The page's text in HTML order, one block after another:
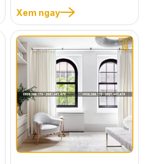
đẳng cấp. Một bộ rèm cửa sổ
phong cách châu Âu không chỉ
có chức năng che chắn ánh sáng
mà còn là một tác phẩm nghệ
thuật, mang đến vẻ đẹp lộng lẫy,
quý phái và sự ấm cúng cho
không gian sống. Sự tỉ mỉ trong
chất liệu, tinh xảo trong đường
may và sự độc đáo trong thiết kế
đã biến rèm cửa thành một điểm
nhấn hoàn hảo, góp phần định
hình phong cách và giá trị của
ngôi nhà.
Xem ngay